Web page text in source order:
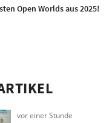
Open Worlds aus 2025!
vor einer Stunde